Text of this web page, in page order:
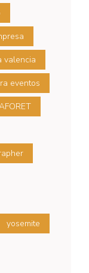
valencia
eventos
yosemite